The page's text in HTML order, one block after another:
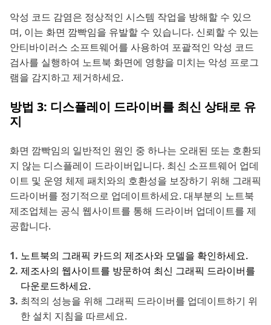
악성 코드 감염은 정상적인 시스템 작업을 방해할 수 있으
며, 이는 화면 깜빡임을 유발할 수 있습니다. 신뢰할 수 있는
안티바이러스 소프트웨어를 사용하여 포괄적인 악성 코드
검사를 실행하여 노트북 화면에 영향을 미치는 악성 프로그
램을 감지하고 제거하세요.
방법 3: 디스플레이 드라이버를 최신 상태로 유
지
화면 깜빡임의 일반적인 원인 중 하나는 오래된 또는 호환되
지 않는 디스플레이 드라이버입니다. 최신 소프트웨어 업데
이트 및 운영 체제 패치와의 호환성을 보장하기 위해 그래픽
드라이버를 정기적으로 업데이트하세요. 대부분의 노트북
제조업체는 공식 웹사이트를 통해 드라이버 업데이트를 제
공합니다.
노트북의 그래픽 카드의 제조사와 모델을 확인하세요.
제조사의 웹사이트를 방문하여 최신 그래픽 드라이버를
다운로드하세요.
최적의 성능을 위해 그래픽 드라이버를 업데이트하기 위
한 설치 지침을 따르세요.